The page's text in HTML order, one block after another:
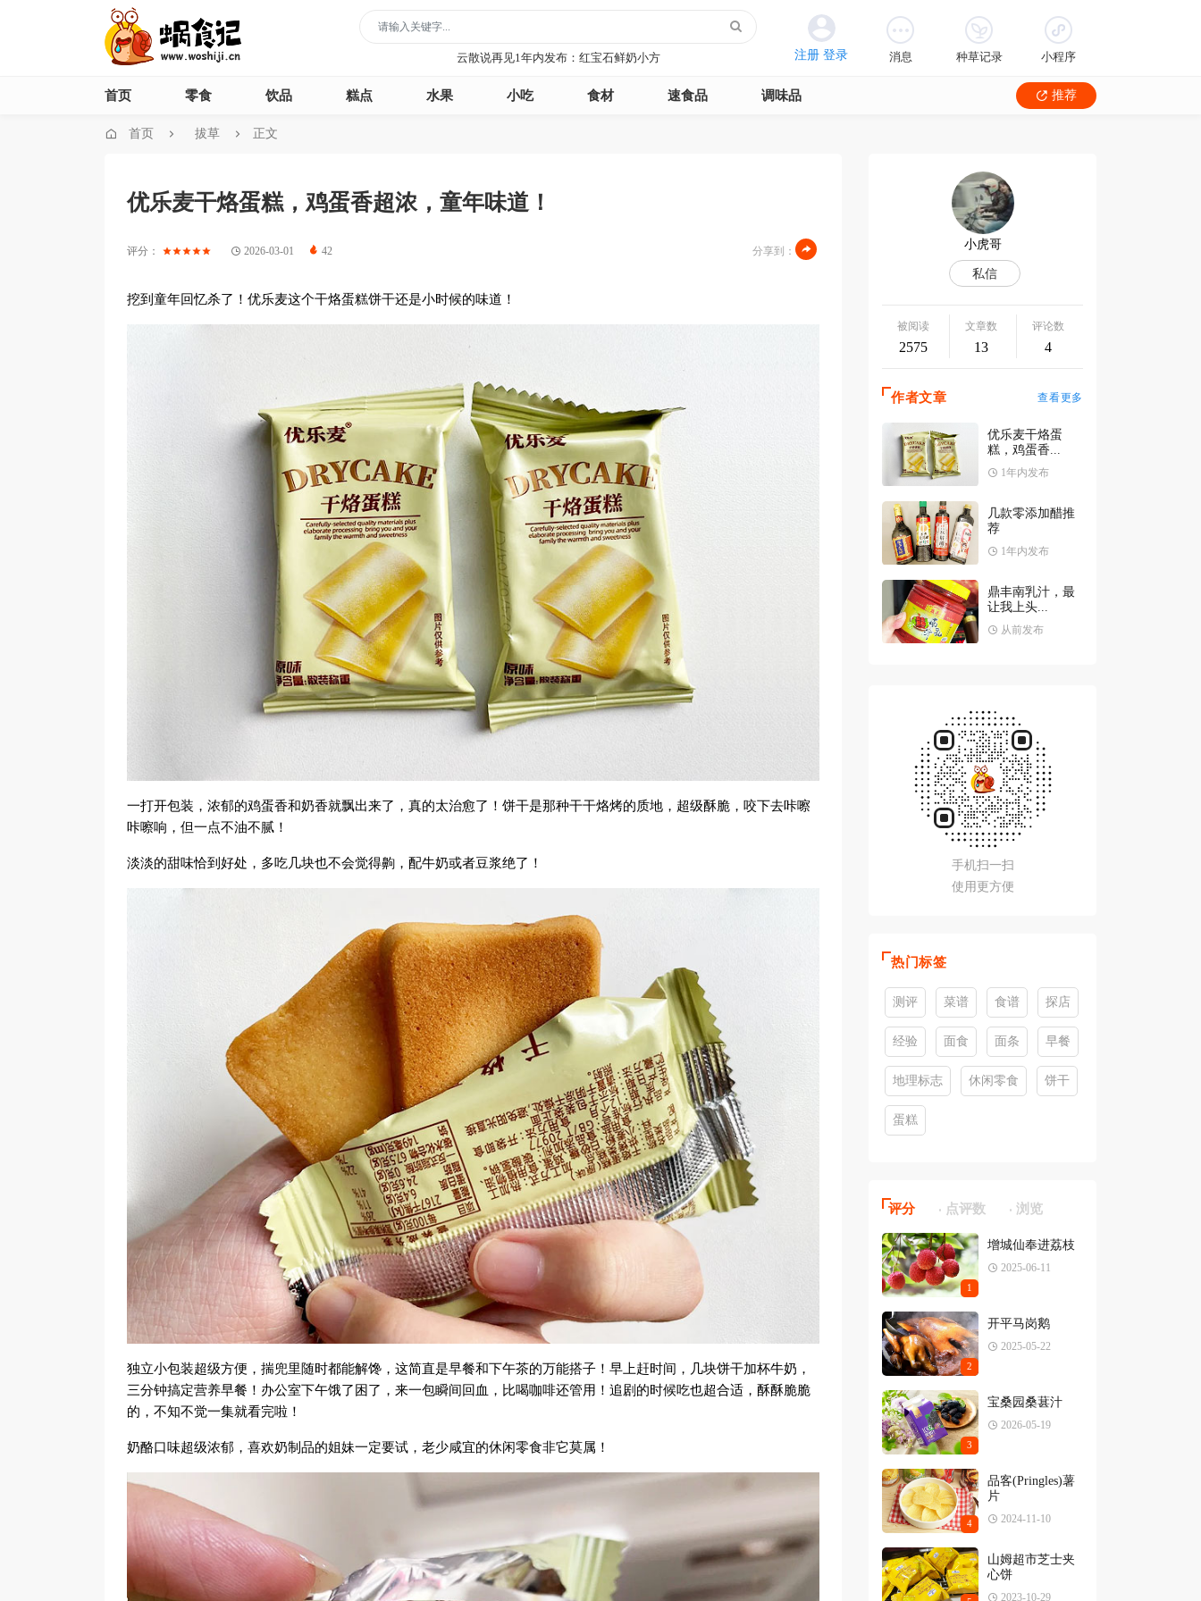
月季1年内发布：森永松饼粉
遥望1年内发布：石屏包浆豆腐
月季1年内发布：绿柳居青团
遥望1年内发布：石屏包浆豆腐
消息 种草记录 小程序
首页 零食 饮品 糕点 水果 小吃 食材 速食品 调味品 推荐
首页 拔草 正文
优乐麦干烙蛋糕，鸡蛋香超浓，童年味道！
评分： 2026-03-01 42 分享到：
挖到童年回忆杀了！优乐麦这个干烙蛋糕饼干还是小时候的味道！
一打开包装，浓郁的鸡蛋香和奶香就飘出来了，真的太治愈了！饼干是那种干干烙烤的质地，超级酥脆，咬下去咔嚓
咔嚓响，但一点不油不腻！
淡淡的甜味恰到好处，多吃几块也不会觉得齁，配牛奶或者豆浆绝了！
独立小包装超级方便，揣兜里随时都能解馋，这简直是早餐和下午茶的万能搭子！早上赶时间，几块饼干加杯牛奶，
三分钟搞定营养早餐！办公室下午饿了困了，来一包瞬间回血，比喝咖啡还管用！追剧的时候吃也超合适，酥酥脆脆
的，不知不觉一集就看完啦！
奶酪口味超级浓郁，喜欢奶制品的姐妹一定要试，老少咸宜的休闲零食非它莫属！
手机扫一扫
使用更方便
热门标签
测评 菜谱 食谱 探店
经验 面食 面条 早餐
地理标志 休闲零食 饼干
蛋糕
评分 点评数 浏览
1
增城仙奉进荔枝
2025-06-11
2
开平马岗鹅
2025-05-22
3
宝桑园桑葚汁
2026-05-19
4
品客(Pringles)薯
片
2024-11-10
山姆超市芝士夹
心饼
2023-10-29